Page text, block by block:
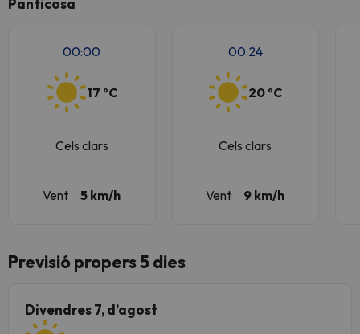
Panticosa
00:00
17 ºC
Cels clars
Vent 5 km/h
00:24
20 ºC
Cels clars
Vent 9 km/h
Previsió propers 5 dies
Divendres 7, d’agost